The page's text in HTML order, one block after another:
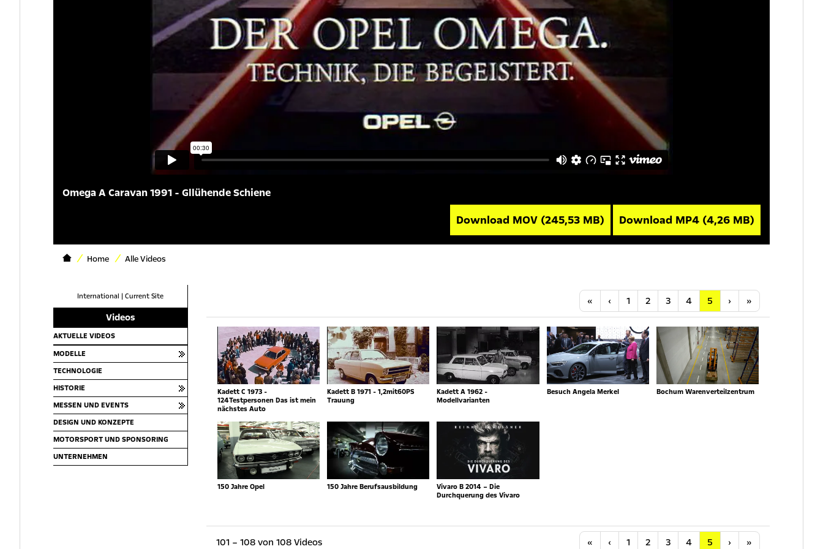
Omega A Caravan 1991 - Gllühende Schiene
Download MOV (245,53 MB) Download MP4 (4,26 MB)
Home Alle Videos
International | Current Site
Videos
AKTUELLE VIDEOS
MODELLE
TECHNOLOGIE
HISTORIE
MESSEN UND EVENTS
DESIGN UND KONZEPTE
MOTORSPORT UND SPONSORING
UNTERNEHMEN
« Anfang
‹ Vorherige
1 2 3 4 5 ›Nächste
»
Kadett C 1973 -
124Testpersonen Das ist mein
nächstes Auto
Kadett B 1971 - 1,2mit60PS
Trauung
Kadett A 1962 -
Modellvarianten
Besuch Angela Merkel Bochum Warenverteilzentrum
150 Jahre Opel 150 Jahre Berufsausbildung
Vivaro B 2014 – Die
Durchquerung des Vivaro
101 – 108 von 108 Videos « Anfang
‹ Vorherige
1 2 3 4 5 ›Nächste
»